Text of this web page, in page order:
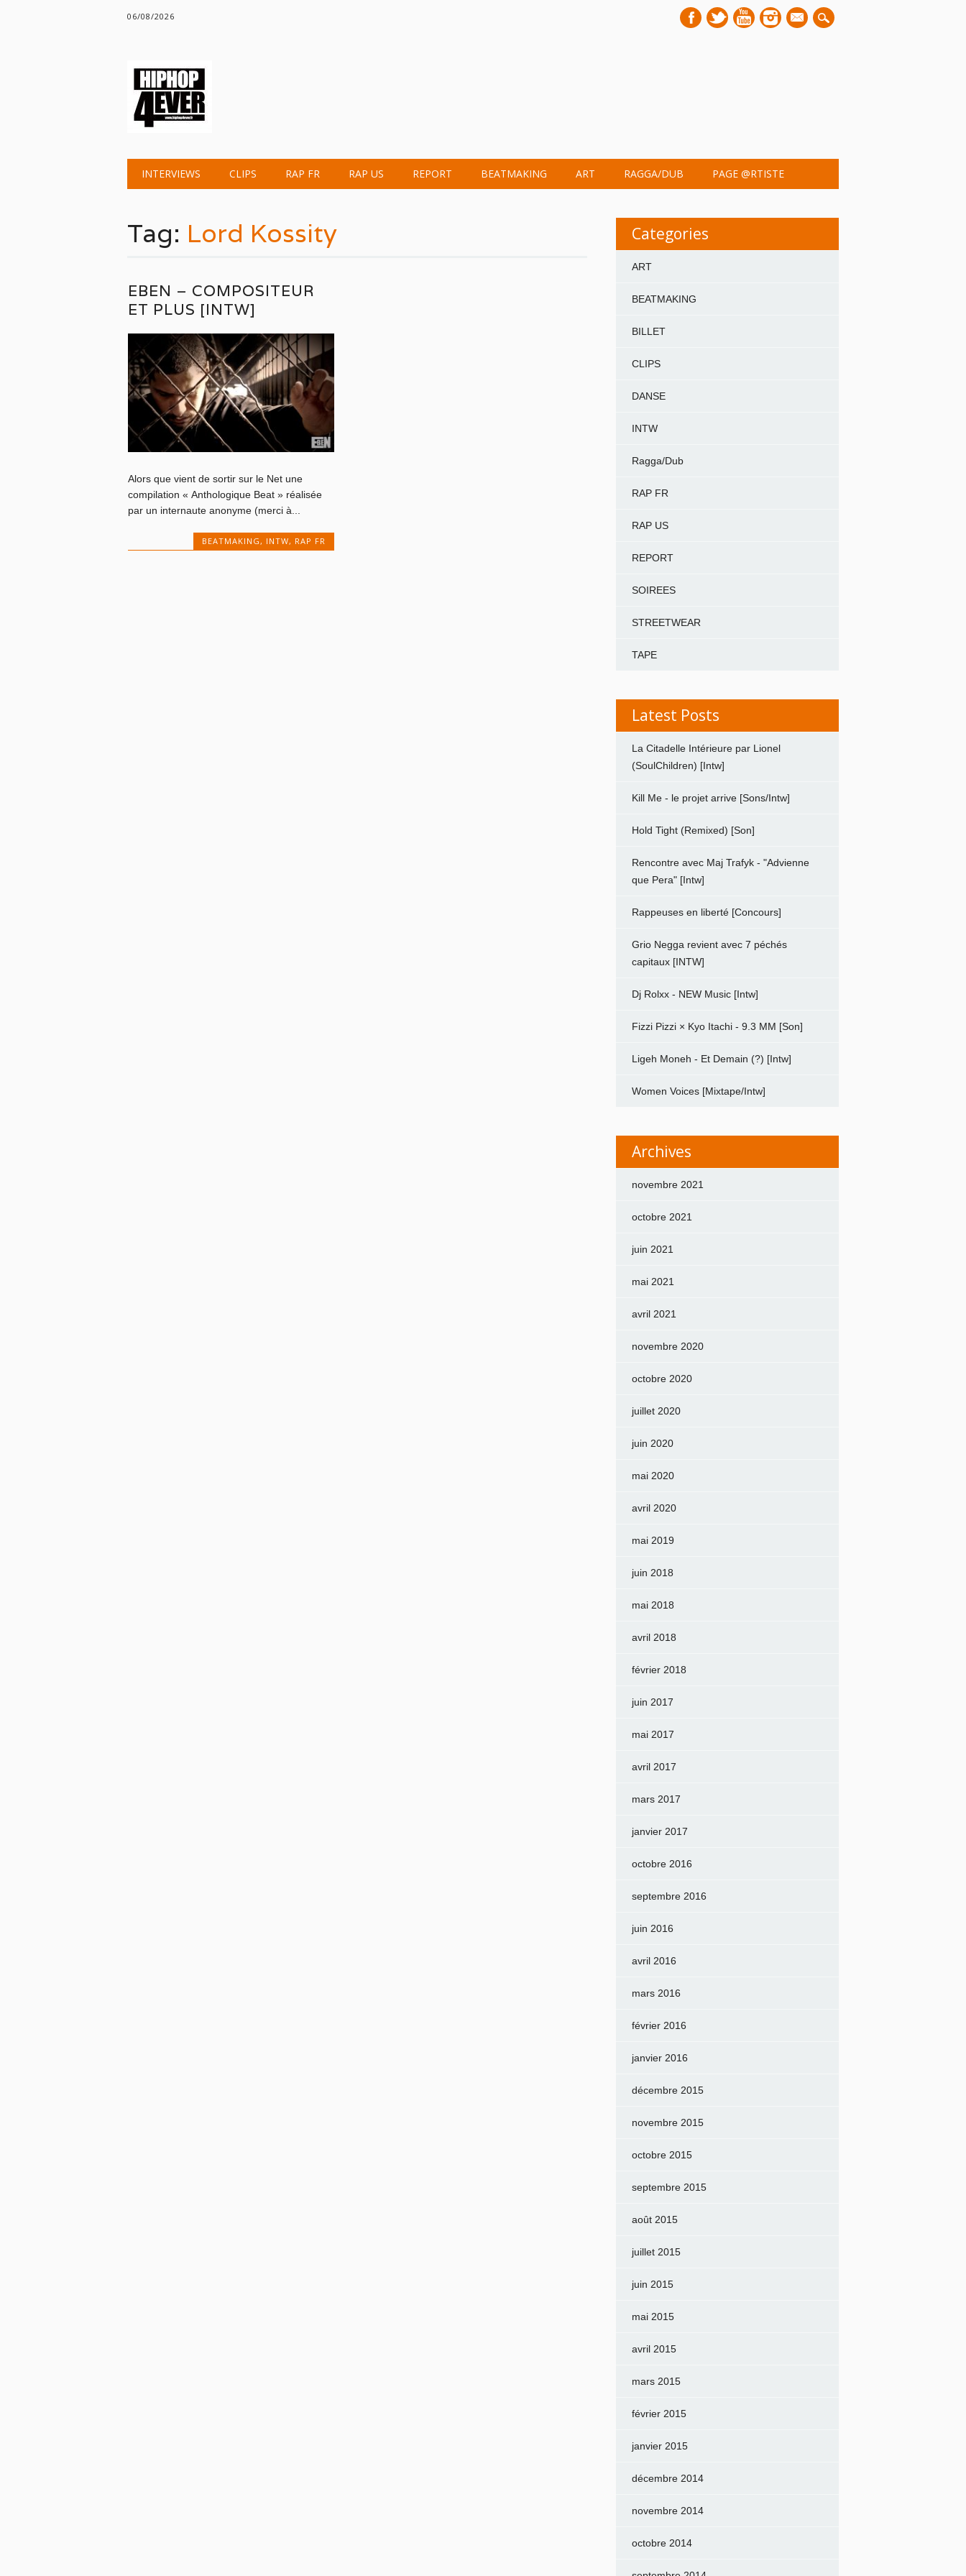
06/08/2026
mail
Main menu
INTERVIEWS CLIPS RAP FR RAP US REPORT BEATMAKING ART RAGGA/DUB PAGE @RTISTE
Tag: Lord Kossity
EBEN – COMPOSITEUR
ET PLUS [INTW]
Alors que vient de sortir sur le Net une
compilation « Anthologique Beat » réalisée
par un internaute anonyme (merci à...
BEATMAKING, INTW, RAP FR
Categories
ART
BEATMAKING
BILLET
CLIPS
DANSE
INTW
Ragga/Dub
RAP FR
RAP US
REPORT
SOIREES
STREETWEAR
TAPE
Latest Posts
La Citadelle Intérieure par Lionel
(SoulChildren) [Intw]
Kill Me - le projet arrive [Sons/Intw]
Hold Tight (Remixed) [Son]
Rencontre avec Maj Trafyk - "Advienne
que Pera" [Intw]
Rappeuses en liberté [Concours]
Grio Negga revient avec 7 péchés
capitaux [INTW]
Dj Rolxx - NEW Music [Intw]
Fizzi Pizzi × Kyo Itachi - 9.3 MM [Son]
Ligeh Moneh - Et Demain (?) [Intw]
Women Voices [Mixtape/Intw]
Archives
novembre 2021
octobre 2021
juin 2021
mai 2021
avril 2021
novembre 2020
octobre 2020
juillet 2020
juin 2020
mai 2020
avril 2020
mai 2019
juin 2018
mai 2018
avril 2018
février 2018
juin 2017
mai 2017
avril 2017
mars 2017
janvier 2017
octobre 2016
septembre 2016
juin 2016
avril 2016
mars 2016
février 2016
janvier 2016
décembre 2015
novembre 2015
octobre 2015
septembre 2015
août 2015
juillet 2015
juin 2015
mai 2015
avril 2015
mars 2015
février 2015
janvier 2015
décembre 2014
novembre 2014
octobre 2014